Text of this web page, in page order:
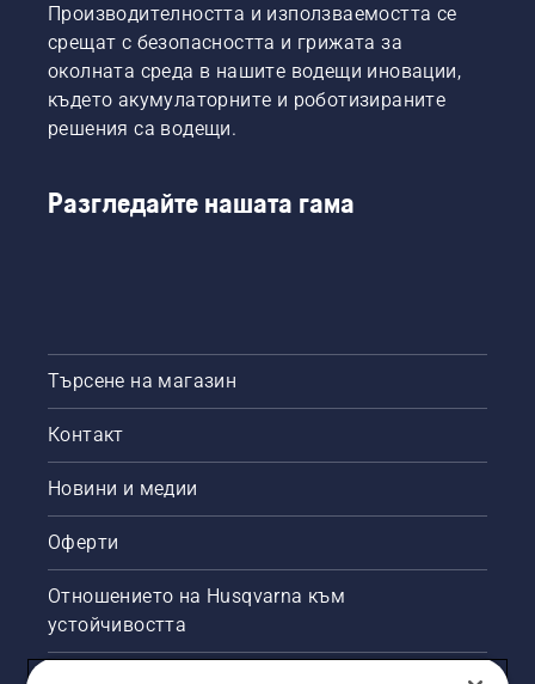
Производителността и използваемостта се
срещат с безопасността и грижата за
околната среда в нашите водещи иновации,
където акумулаторните и роботизираните
решения са водещи.
Разгледайте нашата гама
Търсене на магазин
Контакт
Новини и медии
Оферти
Отношението на Husqvarna към
устойчивостта